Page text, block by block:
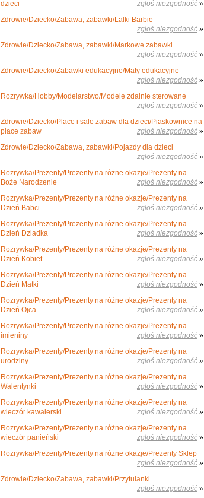
dzieci
zgłoś niezgodność »
Zdrowie/Dziecko/Zabawa, zabawki/Lalki Barbie
zgłoś niezgodność »
Zdrowie/Dziecko/Zabawa, zabawki/Markowe zabawki
zgłoś niezgodność »
Zdrowie/Dziecko/Zabawki edukacyjne/Maty edukacyjne
zgłoś niezgodność »
Rozrywka/Hobby/Modelarstwo/Modele zdalnie sterowane
zgłoś niezgodność »
Zdrowie/Dziecko/Place i sale zabaw dla dzieci/Piaskownice na
place zabaw
zgłoś niezgodność »
Zdrowie/Dziecko/Zabawa, zabawki/Pojazdy dla dzieci
zgłoś niezgodność »
Rozrywka/Prezenty/Prezenty na różne okazje/Prezenty na
Boże Narodzenie
zgłoś niezgodność »
Rozrywka/Prezenty/Prezenty na różne okazje/Prezenty na
Dzień Babci
zgłoś niezgodność »
Rozrywka/Prezenty/Prezenty na różne okazje/Prezenty na
Dzień Dziadka
zgłoś niezgodność »
Rozrywka/Prezenty/Prezenty na różne okazje/Prezenty na
Dzień Kobiet
zgłoś niezgodność »
Rozrywka/Prezenty/Prezenty na różne okazje/Prezenty na
Dzień Matki
zgłoś niezgodność »
Rozrywka/Prezenty/Prezenty na różne okazje/Prezenty na
Dzień Ojca
zgłoś niezgodność »
Rozrywka/Prezenty/Prezenty na różne okazje/Prezenty na
imieniny
zgłoś niezgodność »
Rozrywka/Prezenty/Prezenty na różne okazje/Prezenty na
urodziny
zgłoś niezgodność »
Rozrywka/Prezenty/Prezenty na różne okazje/Prezenty na
Walentynki
zgłoś niezgodność »
Rozrywka/Prezenty/Prezenty na różne okazje/Prezenty na
wieczór kawalerski
zgłoś niezgodność »
Rozrywka/Prezenty/Prezenty na różne okazje/Prezenty na
wieczór panieński
zgłoś niezgodność »
Rozrywka/Prezenty/Prezenty na różne okazje/Prezenty Sklep
zgłoś niezgodność »
Zdrowie/Dziecko/Zabawa, zabawki/Przytulanki
zgłoś niezgodność »